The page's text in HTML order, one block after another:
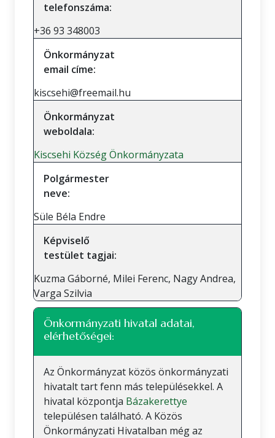
telefonszáma:
+36 93 348003
Önkormányzat
email címe:
kiscsehi@freemail.hu
Önkormányzat
weboldala:
Kiscsehi Község Önkormányzata
Polgármester
neve:
Süle Béla Endre
Képviselő
testület tagjai:
Kuzma Gáborné, Milei Ferenc, Nagy Andrea,
Varga Szilvia
Önkormányzati hivatal adatai,
elérhetőségei:
Az Önkormányzat közös önkormányzati
hivatalt tart fenn más településekkel. A
hivatal központja Bázakerettye
településen található. A Közös
Önkormányzati Hivatalban még az